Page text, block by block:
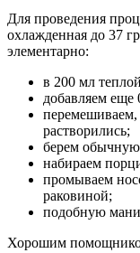
Для проведения
охлажденная до 37
элементарно:
в 200 мл
добавляем
растворились;
берем
набираем
промываем
раковиной;
подобную
Хорошим